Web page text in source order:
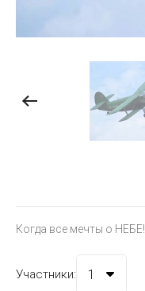
Когда все мечты о НЕБЕ!
Участники: